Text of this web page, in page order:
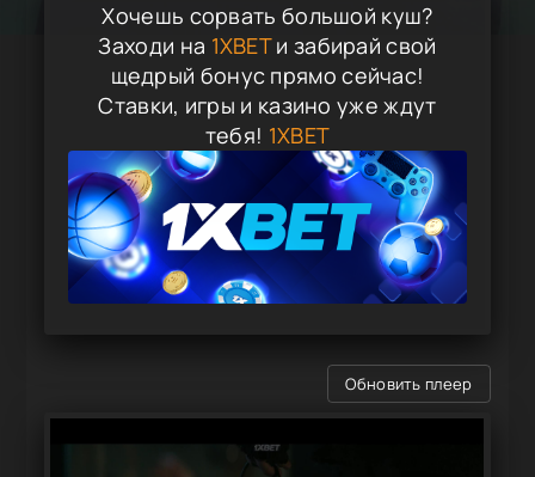
Обновить плеер
Хочешь сорвать большой куш?
Заходи на 1XBETи забирай свой
щедрый бонус прямо сейчас!
Ставки, игры и казино уже ждут
тебя! 1XBET